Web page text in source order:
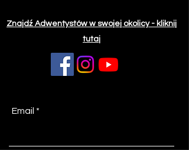
Znajdź Adwentystów w swojej okolicy - kliknij
tutaj
Email